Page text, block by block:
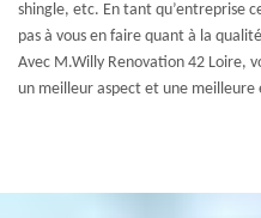
shingle, etc. En tant qu’entreprise
pas à vous en faire quant à la
Avec M.Willy Renovation 42 Loire,
un meilleur aspect et une meilleure